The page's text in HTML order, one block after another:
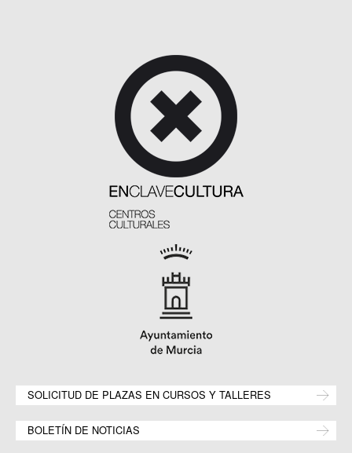
SOLICITUD DE PLAZAS EN CURSOS Y TALLERES
BOLETÍN DE NOTICIAS